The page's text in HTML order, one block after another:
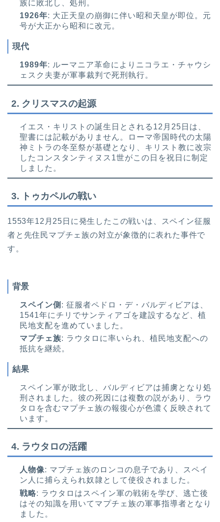
族に敗北し、処刑。
1926年: 大正天皇の崩御に伴い昭和天皇が即位。元
号が大正から昭和に改元。
現代
1989年: ルーマニア革命によりニコラエ・チャウシ
ェスク夫妻が軍事裁判で死刑執行。
2. クリスマスの起源
イエス・キリストの誕生日とされる12月25日は、
聖書には記載がありません。ローマ帝国時代の太陽
神ミトラの冬至祭が基礎となり、キリスト教に改宗
したコンスタンティヌス1世がこの日を祝日に制定
しました。
3. トゥカペルの戦い
1553年12月25日に発生したこの戦いは、スペイン征服
者と先住民マプチェ族の対立が象徴的に表れた事件で
す。
背景
スペイン側 : 征服者ペドロ・デ・バルディビアは、
1541年にチリでサンティアゴを建設するなど、植
民地支配を進めていました。
マプチェ族: ラウタロに率いられ、植民地支配への
抵抗を継続。
結果
スペイン軍が敗北し、バルディビアは捕虜となり処
刑されました。彼の死因には複数の説があり、ラウ
タロを含むマプチェ族の報復心が色濃く反映されて
います。
4. ラウタロの活躍
人物像: マプチェ族のロンコの息子であり、スペイ
ン人に捕らえられ奴隷として使役されました。
戦略: ラウタロはスペイン軍の戦術を学び、逃亡後
はその知識を用いてマプチェ族の軍事指導者となり
ました。